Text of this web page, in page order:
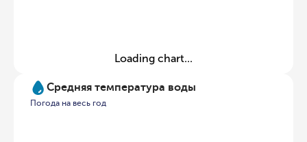
Loading chart...
Средняя температура воды
Погода на весь год